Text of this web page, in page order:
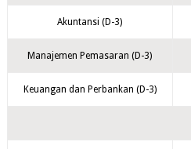
Akuntansi (D-3)
Manajemen Pemasaran (D-3)
Keuangan dan Perbankan (D-3)